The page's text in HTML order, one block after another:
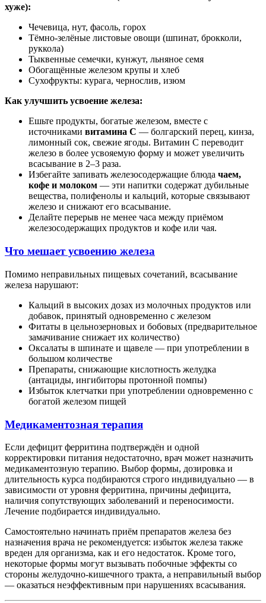
хуже):
Чечевица, нут, фасоль, горох
Тёмно-зелёные листовые овощи (шпинат, брокколи,
руккола)
Тыквенные семечки, кунжут, льняное семя
Обогащённые железом крупы и хлеб
Сухофрукты: курага, чернослив, изюм
Как улучшить усвоение железа:
Ешьте продукты, богатые железом, вместе с
источниками витамина С — болгарский перец, кинза,
лимонный сок, свежие ягоды. Витамин С переводит
железо в более усвояемую форму и может увеличить
всасывание в 2–3 раза.
Избегайте запивать железосодержащие блюда чаем,
кофе и молоком — эти напитки содержат дубильные
вещества, полифенолы и кальций, которые связывают
железо и снижают его всасывание.
Делайте перерыв не менее часа между приёмом
железосодержащих продуктов и кофе или чая.
Что мешает усвоению железа
Помимо неправильных пищевых сочетаний, всасывание
железа нарушают:
Кальций в высоких дозах из молочных продуктов или
добавок, принятый одновременно с железом
Фитаты в цельнозерновых и бобовых (предварительное
замачивание снижает их количество)
Оксалаты в шпинате и щавеле — при употреблении в
большом количестве
Препараты, снижающие кислотность желудка
(антациды, ингибиторы протонной помпы)
Избыток клетчатки при употреблении одновременно с
богатой железом пищей
Медикаментозная терапия
Если дефицит ферритина подтверждён и одной
корректировки питания недостаточно, врач может назначить
медикаментозную терапию. Выбор формы, дозировка и
длительность курса подбираются строго индивидуально — в
зависимости от уровня ферритина, причины дефицита,
наличия сопутствующих заболеваний и переносимости.
Лечение подбирается индивидуально.
Самостоятельно начинать приём препаратов железа без
назначения врача не рекомендуется: избыток железа также
вреден для организма, как и его недостаток. Кроме того,
некоторые формы могут вызывать побочные эффекты со
стороны желудочно-кишечного тракта, а неправильный выбор
— оказаться неэффективным при нарушениях всасывания.